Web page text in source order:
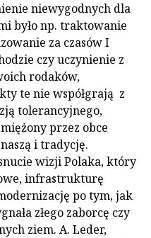
niewygodnych dla
było np. traktowanie
za czasów I
czy uczynienie z
rodaków,
te nie współgrają z
tolerancyjnego,
przez obce
i tradycję.
wizji Polaka, który
infrastrukturę
po tym, jak
złego zaborcę czy
ziem. A. Leder,